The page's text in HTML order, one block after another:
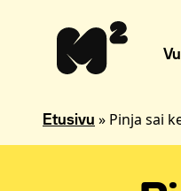
sisältöön
sivuston
käyttöön
näkövammaisille
Etusivu » Pinja sai